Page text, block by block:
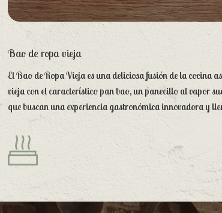
Bao de ropa vieja
El Bao de Ropa Vieja es una deliciosa fusión de la cocina
vieja con el característico pan bao, un panecillo al vapor
que buscan una experiencia gastronómica innovadora y